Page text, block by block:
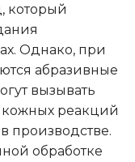
который
Однако, при
абразивные
вызывать
кожных реакций
производстве.
обработке